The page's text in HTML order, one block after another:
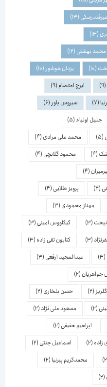
(13)
بهشتی(12)
(10) یزدان هوشور(10)
ایرج اعتصام(9)
سیروس باور (6)
جلیل اولیاء(5)
محمد علی مرادی(4)
(4) محمود گلابچی(4)
(4)
پرویز طلایی(4)
مهناز محمودی(3)
(3) کیکاووس امینی(3)
(3) کتایون تقی زاده(3)
عبدالمجید ارفعی(3)
(2)
(2) حسن بلخاری(2)
(2) مسعود علی نژاد (2)
ابراهیم حقیقی(2)
(2) اسماعیل جنتی(2)
محمدکریم پیرنیا(2)